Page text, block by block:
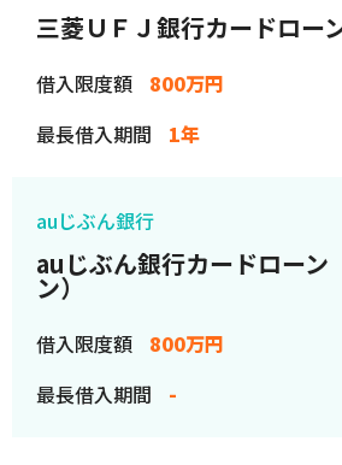
三菱ＵＦＪ銀行カードロー
借入限度額
800万円
最長借入期間
1年
auじぶん銀行
auじぶん銀行カードローン
ン）
借入限度額
800万円
最長借入期間
-